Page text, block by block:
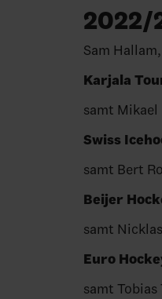
2022/
Sam
Karjala
samt Mikael
Swiss
samt Bert
Beijer
samt
Euro
samt